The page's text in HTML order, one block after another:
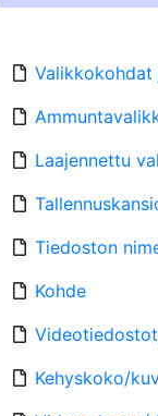
Valikkokohdat
Laajennettu
Tiedoston
Kohde
Kehyskoko/